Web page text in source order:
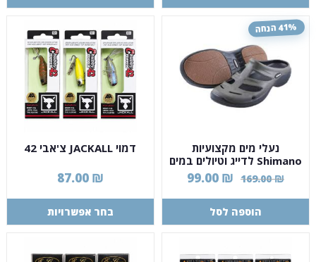
41% הנחה
נעלי מים מקצועיות
Shimano לדייג וטיולים במים
מידה 43169.00₪
99.00 ₪
הוספה לסל
דמוי JACKALL צ'אבי 42
87.00 ₪
בחר אפשרויות